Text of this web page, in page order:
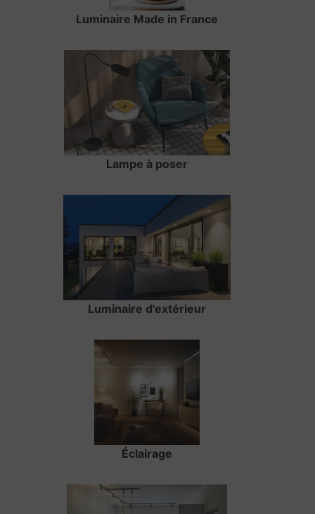
Luminaire Made in France
Lampe à poser
Luminaire d'extérieur
Éclairage